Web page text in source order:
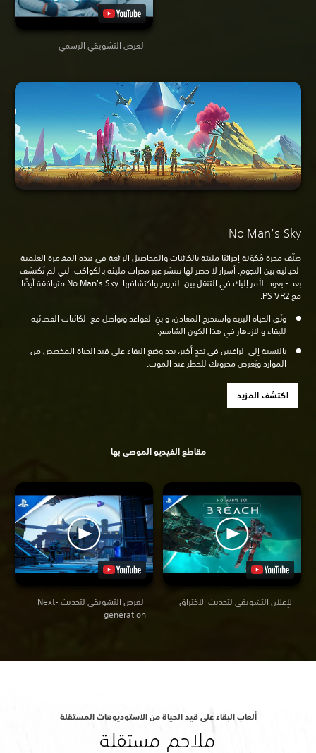
العرض التشويقي الرسمي
No Man’s Sky
صنّف مجرة مُكوّنة إجرائيًا مليئة بالكائنات والمحاصيل الرائعة في هذه المغامرة العلمية
الخيالية بين النجوم. أسرار لا حصر لها تنتشر عبر مجرات مليئة بالكواكب التي لم تُكتشف
بعد - يعود الأمر إليك في التنقل بين النجوم واكتشافها. No Man's Sky متوافقة أيضًا
مع
.
وثّق الحياة البرية واستخرج المعادن، وابنِ القواعد وتواصل مع الكائنات الفضائية
للبقاء والازدهار في هذا الكون الشاسع.
بالنسبة إلى الراغبين في تحدٍ أكبر، يحد وضع البقاء على قيد الحياة المخصص من
الموارد ويُعرض مخزونك للخطر عند الموت.
اكتشف المزيد
مقاطع الفيديو الموصى بها
العرض التشويقي لتحديث Next-
generation
الإعلان التشويقي لتحديث الاختراق
ألعاب البقاء على قيد الحياة من الاستوديوهات المستقلة
ملاحم مستقلة